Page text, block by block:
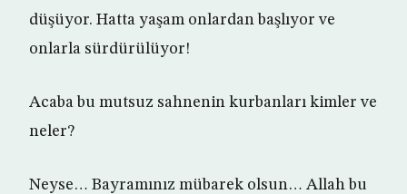
düşüyor. Hatta yaşam onlardan başlıyor ve
onlarla sürdürülüyor!
Acaba bu mutsuz sahnenin kurbanları kimler ve
neler?
Neyse… Bayramınız mübarek olsun… Allah bu